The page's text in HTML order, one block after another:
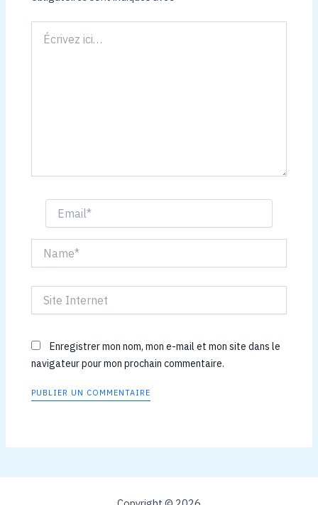
ici…
Email*
Internet
Enregistrer mon nom, mon e-mail et mon site dans le
navigateur pour mon prochain commentaire.